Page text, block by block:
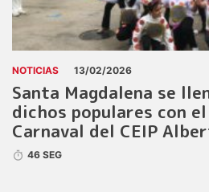
NOTICIAS 13/02/2026
Santa Magdalena se
dichos populares con
Carnaval del CEIP
46 SEG